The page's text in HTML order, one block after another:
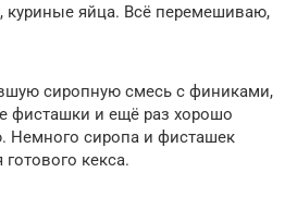
куриные яйца. Всё перемешиваю,
сиропную смесь с финиками,
фисташки и ещё раз хорошо
Немного сиропа и фисташек
кекса.